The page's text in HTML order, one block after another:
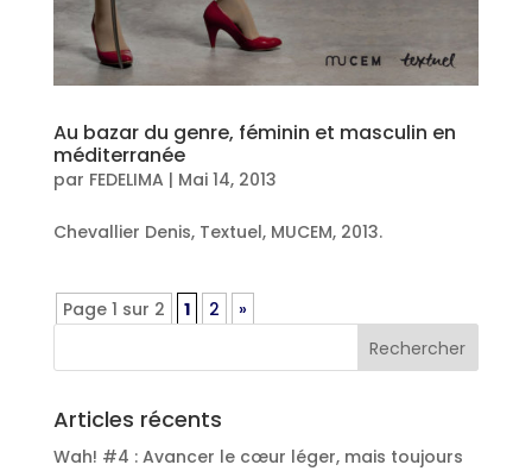
Au bazar du genre, féminin et masculin en
méditerranée
par FEDELIMA | Mai 14, 2013
Chevallier Denis, Textuel, MUCEM, 2013.
Page 1 sur 2 1 2 »
Articles récents
Wah! #4 : Avancer le cœur léger, mais toujours